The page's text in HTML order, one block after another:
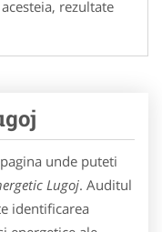
rezultate
unde puteti
Lugoj. Auditul
identificarea